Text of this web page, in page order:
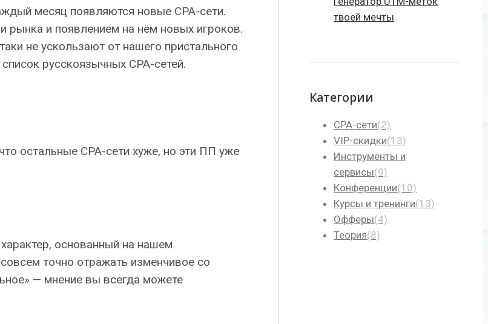
месяц появляются новые CPA-сети.
рынка и появлением на нём новых игроков.
не ускользают от нашего пристального
русскоязычных CPA-сетей.
остальные CPA-сети хуже, но эти ПП уже
основанный на нашем
точно отражать изменчивое со
— мнение вы всегда можете
твоей мечты
Категории
CPA-сети(2)
VIP-скидки(13)
Инструменты и
сервисы(9)
Конференции(10)
Курсы и тренинги(13)
Офферы(4)
Теория(8)